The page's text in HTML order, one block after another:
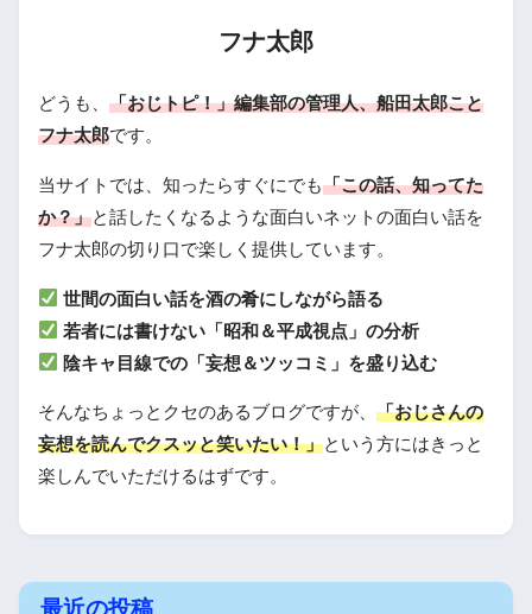
フナ太郎
どうも、 「おじトピ！」編集部の管理人、船田太郎こと
フナ太郎です。
当サイトでは、知ったらすぐにでも「この話、知ってた
か？」と話したくなるような面白いネットの面白い話を
フナ太郎の切り口で楽しく提供しています。
世間の面白い話を酒の肴にしながら語る
若者には書けない「昭和＆平成視点」の分析
陰キャ目線での「妄想＆ツッコミ」を盛り込む
そんなちょっとクセのあるブログですが、 「おじさんの
妄想を読んでクスッと笑いたい！」という方にはきっと
楽しんでいただけるはずです。
最近の投稿